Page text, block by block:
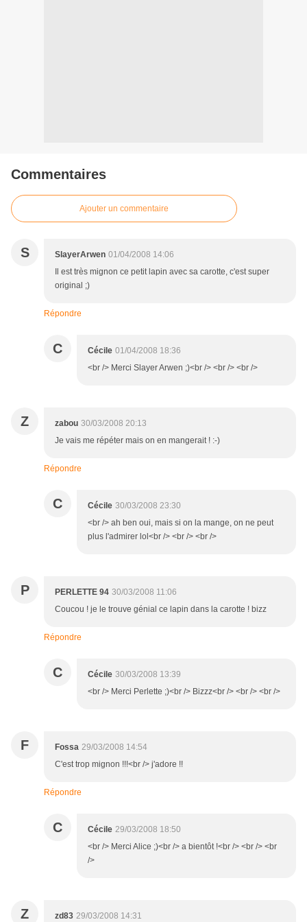
Commentaires
Ajouter un commentaire
S SlayerArwen 01/04/2008 14:06
Il est très mignon ce petit lapin avec sa carotte, c'est super
original ;)
Répondre
C Cécile 01/04/2008 18:36
<br /> Merci Slayer Arwen ;)<br /> <br /> <br />
Z zabou 30/03/2008 20:13
Je vais me répéter mais on en mangerait ! :-)
Répondre
C Cécile 30/03/2008 23:30
<br /> ah ben oui, mais si on la mange, on ne peut
plus l'admirer lol<br /> <br /> <br />
P PERLETTE 94 30/03/2008 11:06
Coucou ! je le trouve génial ce lapin dans la carotte ! bizz
Répondre
C Cécile 30/03/2008 13:39
<br /> Merci Perlette ;)<br /> Bizzz<br /> <br /> <br />
F Fossa 29/03/2008 14:54
C'est trop mignon !!!<br /> j'adore !!
Répondre
C Cécile 29/03/2008 18:50
<br /> Merci Alice ;)<br /> a bientôt !<br /> <br /> <br
/>
Z zd83 29/03/2008 14:31